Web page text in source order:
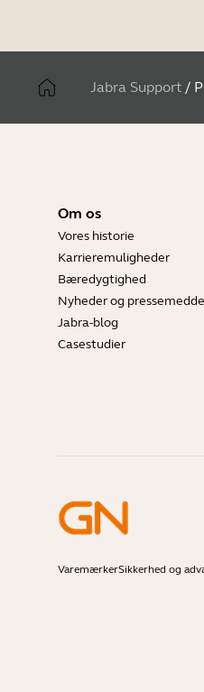
Jabra Support /
Om os
Vores historie
Karrieremuligheder
Bæredygtighed
Nyheder og
Jabra-blog
Casestudier
VaremærkerSikkerhed og